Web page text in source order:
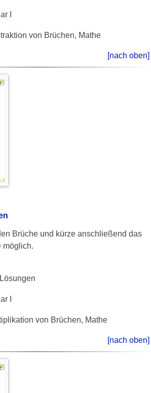
I
von Brüchen, Mathe
[nach oben]
Brüche und kürze anschließend das
möglich.
I
von Brüchen, Mathe
[nach oben]